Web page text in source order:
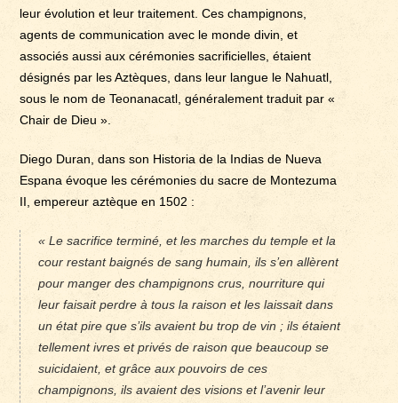
leur évolution et leur traitement. Ces champignons,
agents de communication avec le monde divin, et
associés aussi aux cérémonies sacrificielles, étaient
désignés par les Aztèques, dans leur langue le Nahuatl,
sous le nom de Teonanacatl, généralement traduit par «
Chair de Dieu ».
Diego Duran, dans son Historia de la Indias de Nueva
Espana évoque les cérémonies du sacre de Montezuma
II, empereur aztèque en 1502 :
« Le sacrifice terminé, et les marches du temple et la
cour restant baignés de sang humain, ils s’en allèrent
pour manger des champignons crus, nourriture qui
leur faisait perdre à tous la raison et les laissait dans
un état pire que s’ils avaient bu trop de vin ; ils étaient
tellement ivres et privés de raison que beaucoup se
suicidaient, et grâce aux pouvoirs de ces
champignons, ils avaient des visions et l’avenir leur